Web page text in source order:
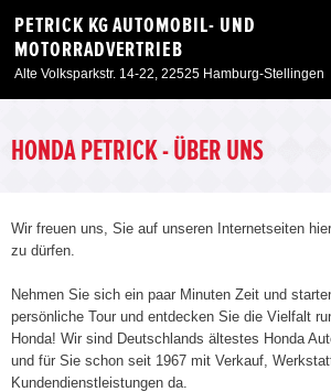
PETRICK KG AUTOMOBIL- UND
MOTORRADVERTRIEB
Alte Volksparkstr. 14-22, 22525 Hamburg-Stellingen
Service & Zubehör
HONDA PETRICK - ÜBER UNS
Wir freuen uns, Sie auf unseren Internetseiten
zu dürfen.
Nehmen Sie sich ein paar Minuten Zeit und
persönliche Tour und entdecken Sie die Vielfalt
Honda! Wir sind Deutschlands ältestes Honda
und für Sie schon seit 1967 mit Verkauf,
Kundendienstleistungen da.